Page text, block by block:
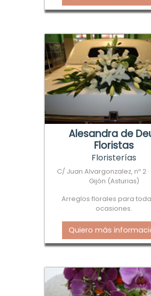
Alesandra de
Floristas
Floristerías
C/ Juan Alvargonzalez, nº 2
Gijón (Asturias)
Arreglos florales para
ocasiones.
Quiero más